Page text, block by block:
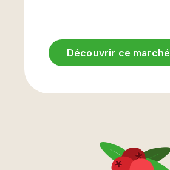
Découvrir ce marché